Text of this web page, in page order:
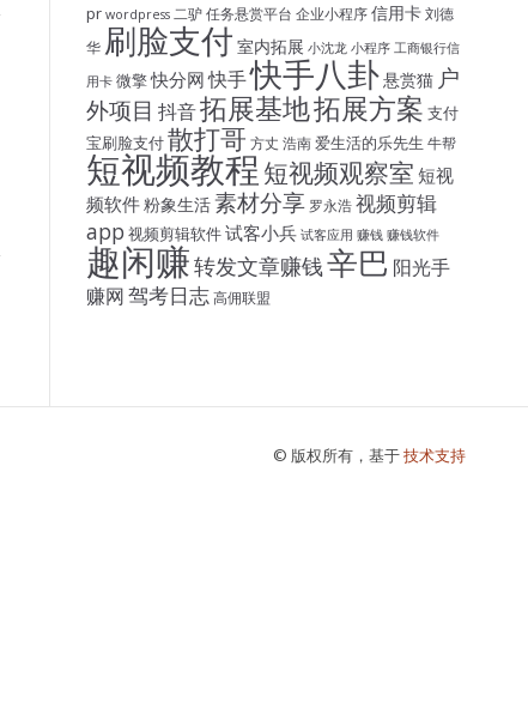
pr wordpress 二驴 任务悬赏平台 企业小程序 信用卡 刘德
华 刷脸支付 室内拓展 小沈龙 小程序 工商银行信
用卡 微擎快分网快手快手八卦悬赏猫 户
外项目 抖音拓展基地拓展方案 支付
宝刷脸支付散打哥 方丈 浩南 爱生活的乐先生 牛帮
短视频教程 短视频观察室 短视
频软件粉象生活素材分享 罗永浩 视频剪辑
app 视频剪辑软件试客小兵 试客应用 赚钱 赚钱软件
趣闲赚转发文章赚钱辛巴 阳光手
赚网驾考日志 高佣联盟
© 版权所有，基于技术支持